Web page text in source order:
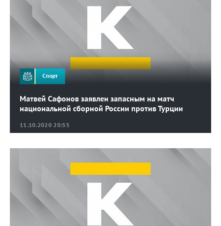
11.10.2020 20:55
Матвей Сафонов заявлен запасным на матч
национальной сборной России против Турции
Спорт